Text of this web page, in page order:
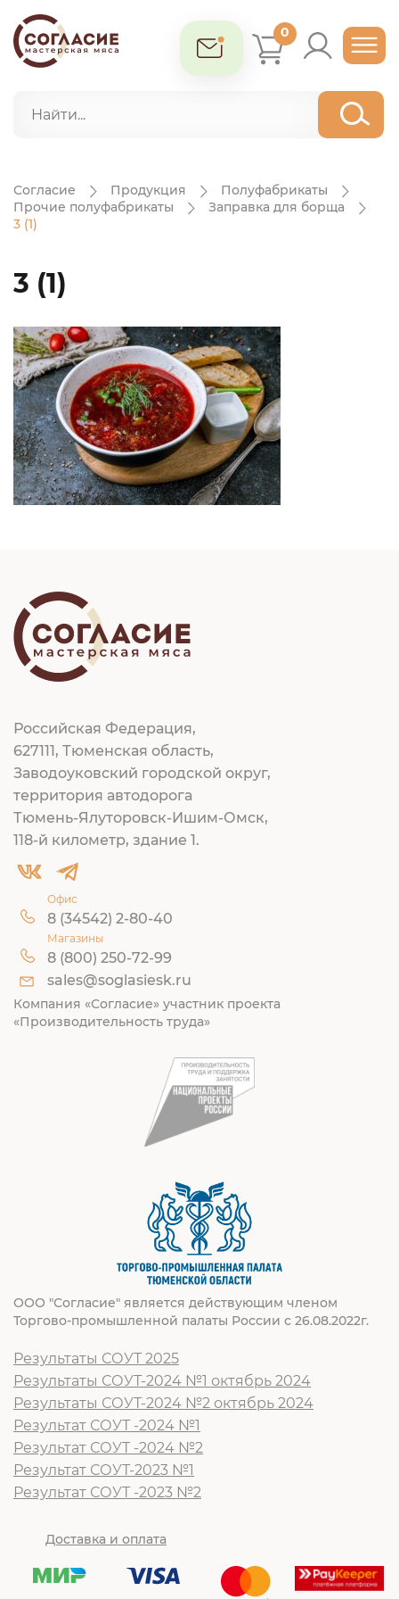
0
Согласие Продукция
Полуфабрикаты
Прочие полуфабрикаты
Заправка для борща
3 (1)
3 (1)
Российская Федерация,
627111, Тюменская область,
Заводоуковский городской округ,
территория автодорога
Тюмень-Ялуторовск-Ишим-Омск,
118-й километр, здание 1.
Офис
8 (34542) 2-80-40
Магазины
8 (800) 250-72-99
sales@soglasiesk.ru
Компания «Согласие» участник проекта
«Производительность труда»
ООО "Согласие" является действующим членом
Торгово-промышленной палаты России с 26.08.2022г.
Результаты СОУТ 2025
Результаты СОУТ-2024 №1 октябрь 2024
Результаты СОУТ-2024 №2 октябрь 2024
Результат СОУТ -2024 №1
Результат СОУТ -2024 №2
Результат СОУТ-2023 №1
Результат СОУТ -2023 №2
Доставка и оплата